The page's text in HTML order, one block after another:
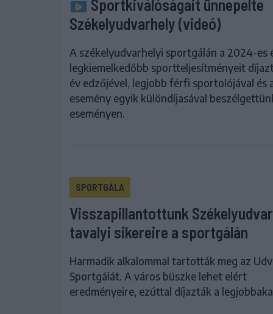
Sportkiválóságait ünnepelte
Székelyudvarhely (videó)
A székelyudvarhelyi sportgálán a 2024-es
legkiemelkedőbb sportteljesítményeit
év edzőjével, legjobb férfi sportolójával és
esemény egyik különdíjasával
eseményen.
SPORTGÁLA
Visszapillantottunk
tavalyi sikereire a sportgálán
Harmadik alkalommal tartották meg az
Sportgálát. A város büszke lehet elért
eredményeire, ezúttal díjazták a